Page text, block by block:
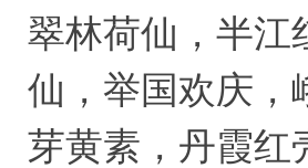
翠林荷仙，半江
仙，举国欢庆，
芽黄素，丹霞红